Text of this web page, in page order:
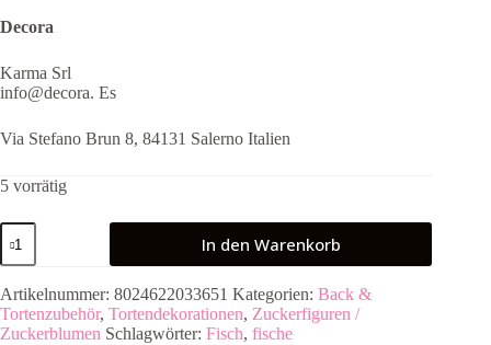
Decora
Karma Srl
info@decora. Es
Via Stefano Brun 8, 84131 Salerno Italien
5 vorrätig
Meerestiere
aus
Zucker
Menge
In den Warenkorb
Artikelnummer: 8024622033651 Kategorien: Back &
Tortenzubehör, Tortendekorationen, Zuckerfiguren /
Zuckerblumen Schlagwörter: Fisch, fische